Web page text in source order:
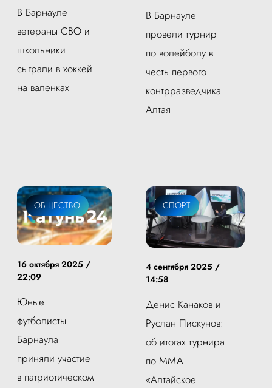
В Барнауле
ветераны СВО и
школьники
сыграли в хоккей
на валенках
В Барнауле
провели турнир
по волейболу в
честь первого
контрразведчика
Алтая
ОБЩЕСТВО
16 октября 2025 /
22:09
Юные
футболисты
Барнаула
приняли участие
в патриотическом
СПОРТ
4 сентября 2025 /
14:58
Денис Канаков и
Руслан Пискунов:
об итогах турнира
по ММА
«Алтайское